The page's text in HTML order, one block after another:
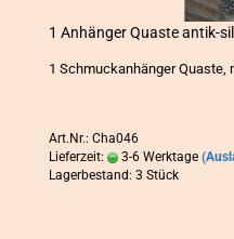
1 An­hän­ger Quas­te antik-​​
1 Schmuck­an­hän­ger Quas­te,
Art.Nr.: Cha046
Lieferzeit:
3-6 Werktage
Lagerbestand: 3 Stück